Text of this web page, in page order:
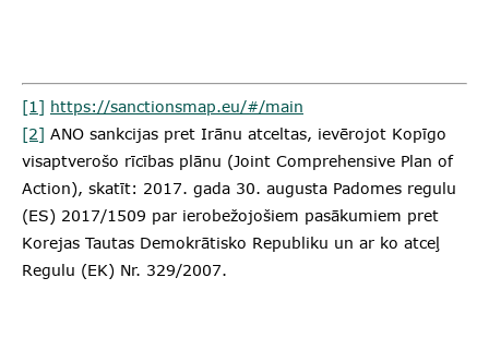
[1] https://sanctionsmap.eu/#/main
[2] ANO sankcijas pret Irānu atceltas, ievērojot Kopīgo
visaptverošo rīcības plānu (Joint Comprehensive Plan of
Action), skatīt: 2017. gada 30. augusta Padomes regulu
(ES) 2017/1509 par ierobežojošiem pasākumiem pret
Korejas Tautas Demokrātisko Republiku un ar ko atceļ
Regulu (EK) Nr. 329/2007.